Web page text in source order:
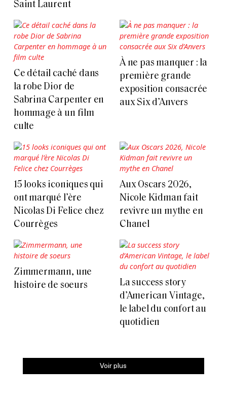
Saint Laurent
Ce détail caché dans
la robe Dior de
Sabrina Carpenter en
hommage à un film
culte
À ne pas manquer : la
première grande
exposition consacrée
aux Six d’Anvers
15 looks iconiques qui
ont marqué l’ère
Nicolas Di Felice chez
Courrèges
Aux Oscars 2026,
Nicole Kidman fait
revivre un mythe en
Chanel
Zimmermann, une
histoire de soeurs
La success story
d’American Vintage,
le label du confort au
quotidien
Voir plus